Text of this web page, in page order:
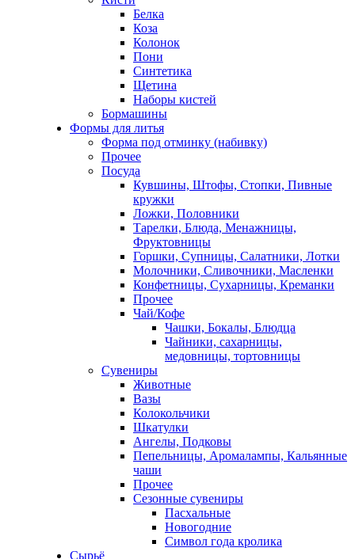
Белка
Коза
Колонок
Пони
Синтетика
Щетина
Наборы кистей
Бормашины
Формы для литья
Форма под отминку (набивку)
Прочее
Посуда
Кувшины, Штофы, Стопки, Пивные
кружки
Ложки, Половники
Тарелки, Блюда, Менажницы,
Фруктовницы
Горшки, Супницы, Салатники, Лотки
Молочники, Сливочники, Масленки
Конфетницы, Сухарницы, Креманки
Прочее
Чай/Кофе
Чашки, Бокалы, Блюдца
Чайники, сахарницы,
медовницы, тортовницы
Сувениры
Животные
Вазы
Колокольчики
Шкатулки
Ангелы, Подковы
Пепельницы, Аромалампы, Кальянные
чаши
Прочее
Сезонные сувениры
Пасхальные
Новогодние
Символ года кролика
Сырьё